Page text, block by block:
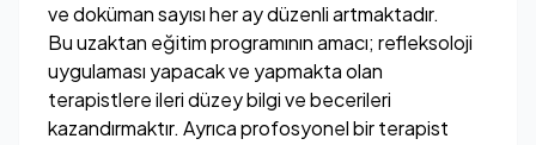
ve doküman sayısı her ay düzenli artmaktadır.
Bu uzaktan eğitim programının amacı; refleksoloji
uygulaması yapacak ve yapmakta olan
terapistlere ileri düzey bilgi ve becerileri
kazandırmaktır. Ayrıca profosyonel bir terapist